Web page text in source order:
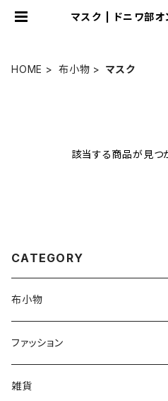
マスク | ドニワ部オ
HOME 布小物 マスク
該当する商品が見つ
CATEGORY
布小物
マスク
ティッシュケース
ファッション
Tシャツ
雑貨